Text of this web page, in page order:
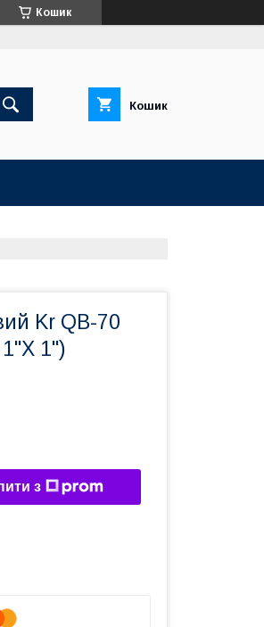
Кошик
Кошик
Kr QB-70
1")
з